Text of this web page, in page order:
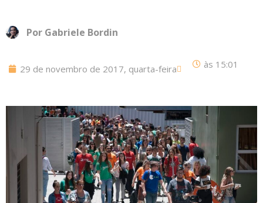
Por Gabriele Bordin
29 de novembro de 2017, quarta-feira às 15:01